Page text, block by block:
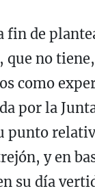
fin de
que no
como
por la
punto
y en
su día